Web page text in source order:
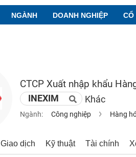
NGÀNH DOANH NGHIỆP CỔ
CTCP Xuất nhập khẩu
INEXIM Khác
Ngành: Công nghiệp Hàng
Giao dịch Kỹ thuật Tài chính